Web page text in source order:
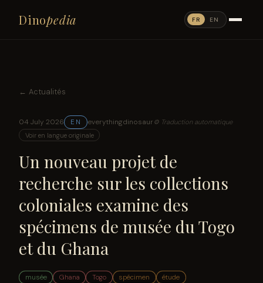
Dinopedia FR EN
← Actualités
04 July 2026 EN everythingdinosaur ⚙ Traduction automatique
Voir en langue originale
Un nouveau projet de
recherche sur les collections
coloniales examine des
spécimens de musée du Togo
et du Ghana
musée Ghana Togo spécimen étude